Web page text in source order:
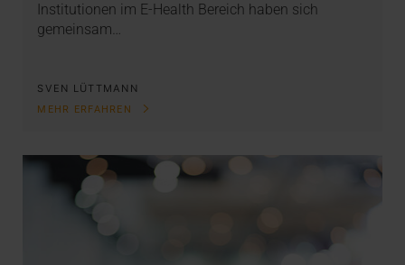
Institutionen im E-Health Bereich haben sich
gemeinsam…
SVEN LÜTTMANN
MEHR ERFAHREN